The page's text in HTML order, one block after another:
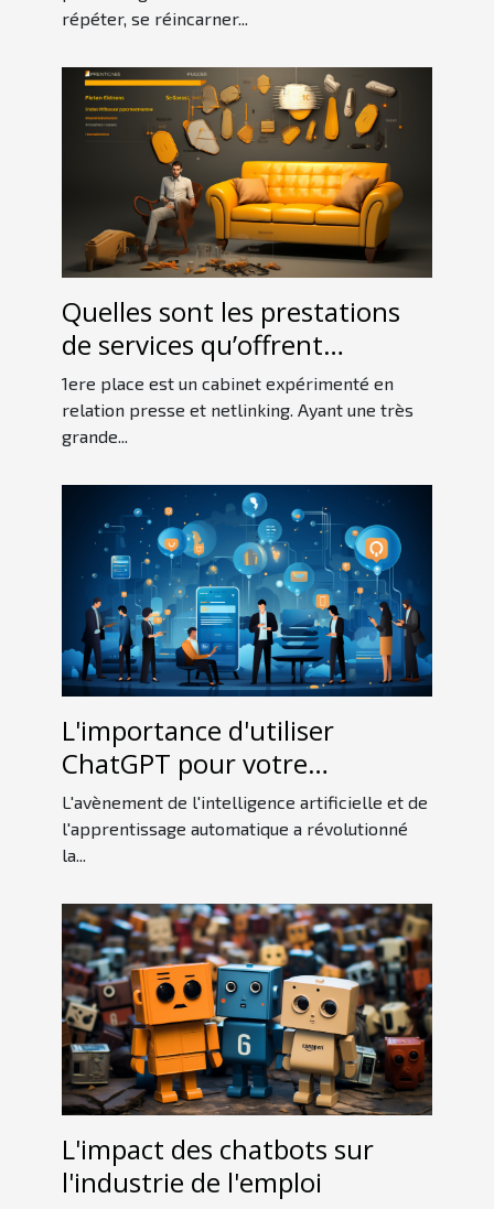
répéter, se réincarner...
Quelles sont les prestations
de services qu’offrent
1erePlace ?
1ere place est un cabinet expérimenté en
relation presse et netlinking. Ayant une très
grande...
L'importance d'utiliser
ChatGPT pour votre
entreprise
L'avènement de l'intelligence artificielle et de
l'apprentissage automatique a révolutionné
la...
L'impact des chatbots sur
l'industrie de l'emploi